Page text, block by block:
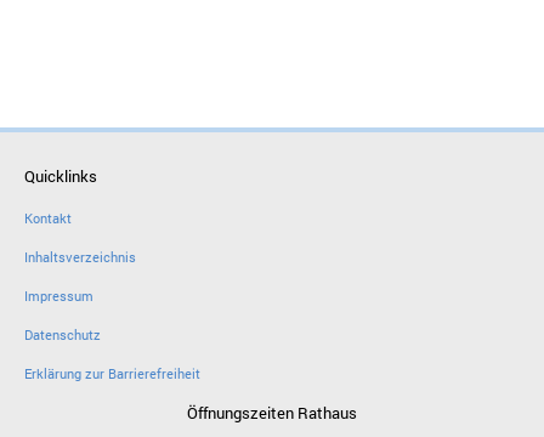
Quicklinks
Kontakt
Inhaltsverzeichnis
Impressum
Datenschutz
Erklärung zur Barrierefreiheit
Öffnungszeiten Rathaus